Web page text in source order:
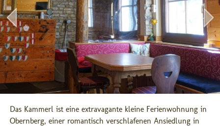
Das Kammerl ist eine extravagante kleine Ferienwohnung in
Obernberg, einer romantisch verschlafenen Ansiedlung in